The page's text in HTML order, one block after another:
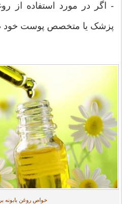
- اگر در مورد استفاده از
پزشک یا متخصص پوست خود
خواص روغن بابونه